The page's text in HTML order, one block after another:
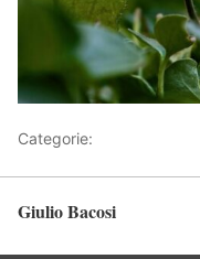
Categorie:
Giulio Bacosi